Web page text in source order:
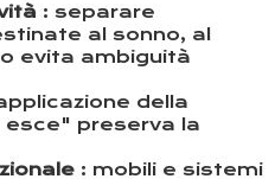
: separare
al sonno, al
evita ambiguità
della
esce" preserva la
: mobili e sistemi